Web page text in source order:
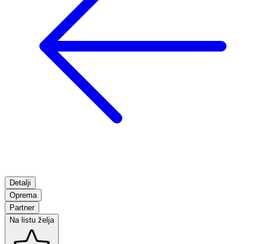
Detalji
Oprema
Partner
Na listu želja